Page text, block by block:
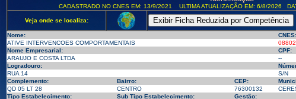
CADASTRADO NO CNES EM: 13/9/2021 ULTIMA ATUALIZAÇÃO EM: 6/8/2026
Veja onde se localiza:
Nome: CNES:
ATIVE INTERVENCOES COMPORTAMENTAIS
Nome Empresarial:
CPF:
ARAUJO E COSTA LTDA
--
Logradouro:
RUA 14
S/N
Complemento:
Bairro: CEP:
QD 05 LT 28
CENTRO 76300132
Tipo Estabelecimento:
Sub Tipo Estabelecimento: Gestão: